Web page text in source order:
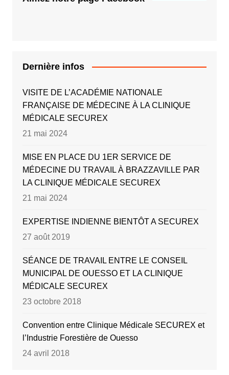
Dernière infos
VISITE DE L’ACADÉMIE NATIONALE
FRANÇAISE DE MÉDECINE À LA CLINIQUE
MÉDICALE SECUREX
21 mai 2024
MISE EN PLACE DU 1ER SERVICE DE
MÉDECINE DU TRAVAIL À BRAZZAVILLE PAR
LA CLINIQUE MÉDICALE SECUREX
21 mai 2024
EXPERTISE INDIENNE BIENTÔT A SECUREX
27 août 2019
SÉANCE DE TRAVAIL ENTRE LE CONSEIL
MUNICIPAL DE OUESSO ET LA CLINIQUE
MÉDICALE SECUREX
23 octobre 2018
Convention entre Clinique Médicale SECUREX et
l’Industrie Forestière de Ouesso
24 avril 2018